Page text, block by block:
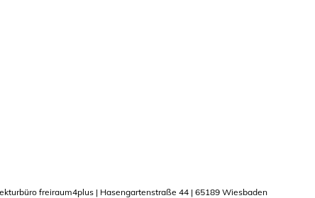
freiraum4plus | Hasengartenstraße 44 | 65189 Wiesbaden